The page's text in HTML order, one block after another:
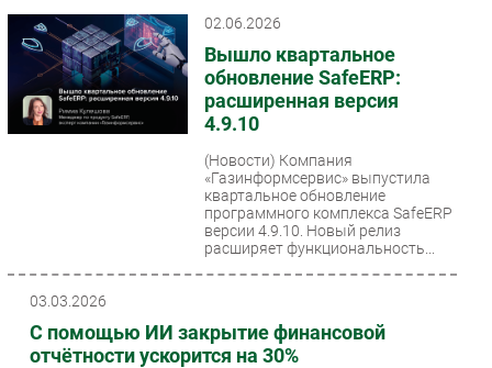
Интернет
Мобильная связь
Фиксированная связь
Интеграция
Рынок ПК
Регулирование
02.06.2026
Вышло квартальное
обновление SafeERP:
расширенная версия
4.9.10
(Новости) Компания
«Газинформсервис» выпустила
квартальное обновление
программного комплекса SafeERP
версии 4.9.10. Новый релиз
расширяет функциональность...
03.03.2026
С помощью ИИ закрытие финансовой
отчётности ускорится на 30%